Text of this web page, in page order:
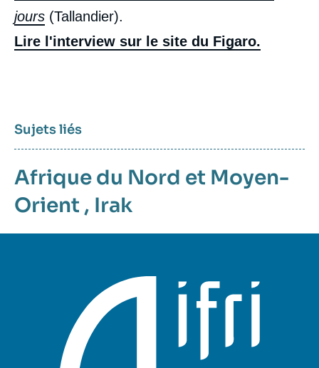
jours (Tallandier).
Lire l'interview sur le site du Figaro.
Sujets liés
Afrique du Nord et Moyen-
Orient , Irak